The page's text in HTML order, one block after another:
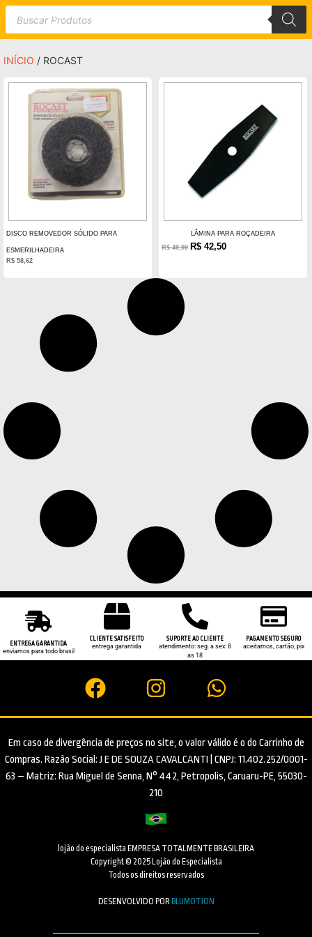
INÍCIO / ROCAST
DISCO REMOVEDOR SÓLIDO PARA
ESMERILHADEIRA
R$ 58,62
LÂMINA PARA ROÇADEIRA
R$49,99 R$ 42,50
ENTREGA GARANTIDA
enviamos para todo brasil
CLIENTE SATISFEITO
entrega garantida
SUPORTE AO CLIENTE
atendimento: seg. a sex: 8
as 18
PAGAMENTO SEGURO
aceitamos, cartão, pix
Em caso de divergência de preços no site, o valor válido é o do Carrinho de
Compras. Razão Social: J E DE SOUZA CAVALCANTI | CNPJ: 11.402.252/0001-
63 – Matriz: Rua Miguel de Senna, N° 442, Petropolis, Caruaru-PE, 55030-
210
lojão do especialista EMPRESA TOTALMENTE BRASILEIRA
Copyright © 2025 Lojão do Especialista
Todos os direitos reservados
DESENVOLVIDO POR BLUMOTION